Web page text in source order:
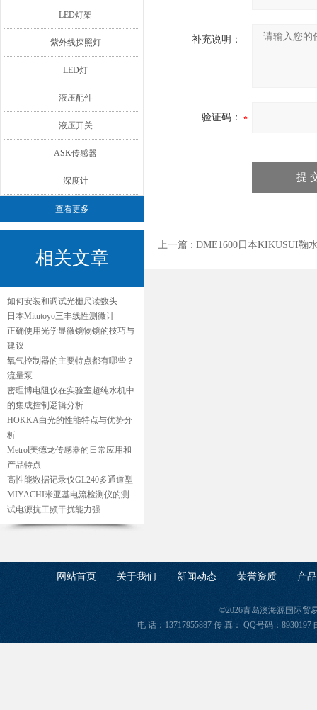
LED灯架
紫外线探照灯
LED灯
液压配件
液压开关
ASK传感器
深度计
查看更多
相关文章
如何安装和调试光栅尺读数头
日本Mitutoyo三丰线性测微计
正确使用光学显微镜物镜的技巧与
建议
氧气控制器的主要特点都有哪些？
流量泵
密理博电阻仪在实验室超纯水机中
的集成控制逻辑分析
HOKKA白光的性能特点与优势分
析
Metrol美德龙传感器的日常应用和
产品特点
高性能数据记录仪GL240多通道型
MIYACHI米亚基电流检测仪的测
试电源抗工频干扰能力强
补充说明：
验证码：
上一篇 : DME1600日本KIKUSUI鞠
网站首页 关于我们 新闻动态 荣誉资质 产
©2026青岛澳海源国际贸
电 话：13717955887 传 真： QQ号码：